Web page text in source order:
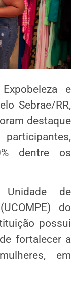
e
Sebrae/RR,
destaque
dentre os
de
do
possui
fortalecer a
em